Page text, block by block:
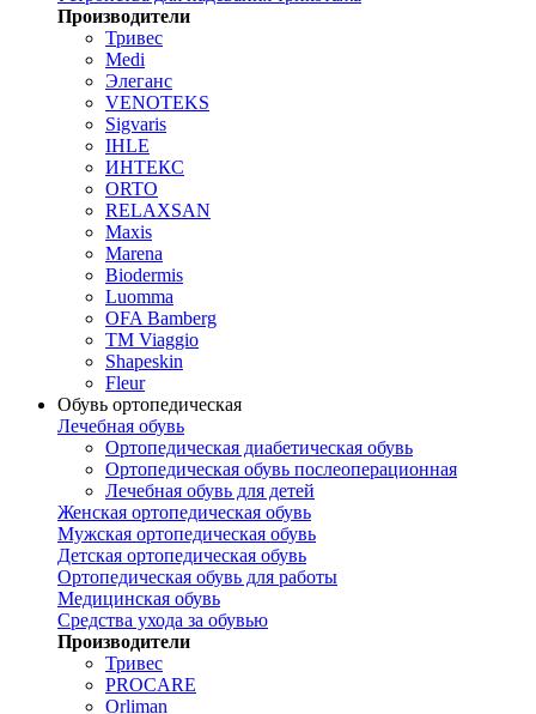
Производители
Тривес
Medi
Элеганс
VENOTEKS
Sigvaris
IHLE
ИНТЕКС
ORTO
RELAXSAN
Maxis
Marena
Biodermis
Luomma
OFA Bamberg
TM Viaggio
Shapeskin
Fleur
Обувь ортопедическая
Лечебная обувь
Ортопедическая диабетическая обувь
Ортопедическая обувь послеоперационная
Лечебная обувь для детей
Женская ортопедическая обувь
Мужская ортопедическая обувь
Детская ортопедическая обувь
Ортопедическая обувь для работы
Медицинская обувь
Средства ухода за обувью
Производители
Тривес
PROCARE
Orliman